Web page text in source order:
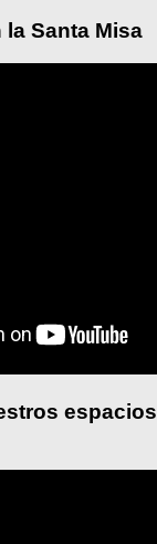
la Santa Misa